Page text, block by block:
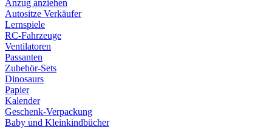
Anzug anziehen
Autositze Verkäufer
Lernspiele
RC-Fahrzeuge
Ventilatoren
Passanten
Zubehör-Sets
Dinosaurs
Papier
Kalender
Geschenk-Verpackung
Baby und Kleinkindbücher